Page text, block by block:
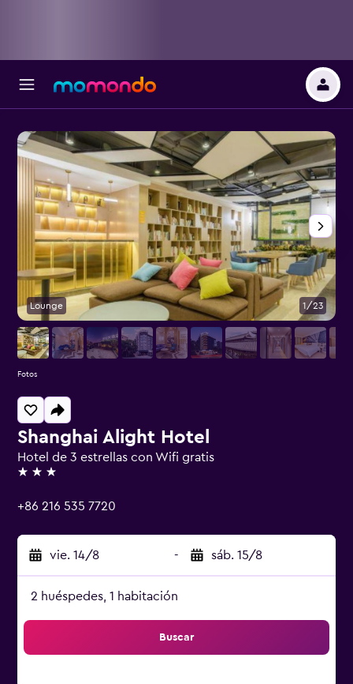
Shanghai Alight Hotel
Hotel de 3 estrellas con Wifi gratis
3 estrellas
+86 216 535 7720
vie. 14/8 - sáb. 15/8
2 huéspedes, 1 habitación
Buscar
Lounge 1/23
Fotos